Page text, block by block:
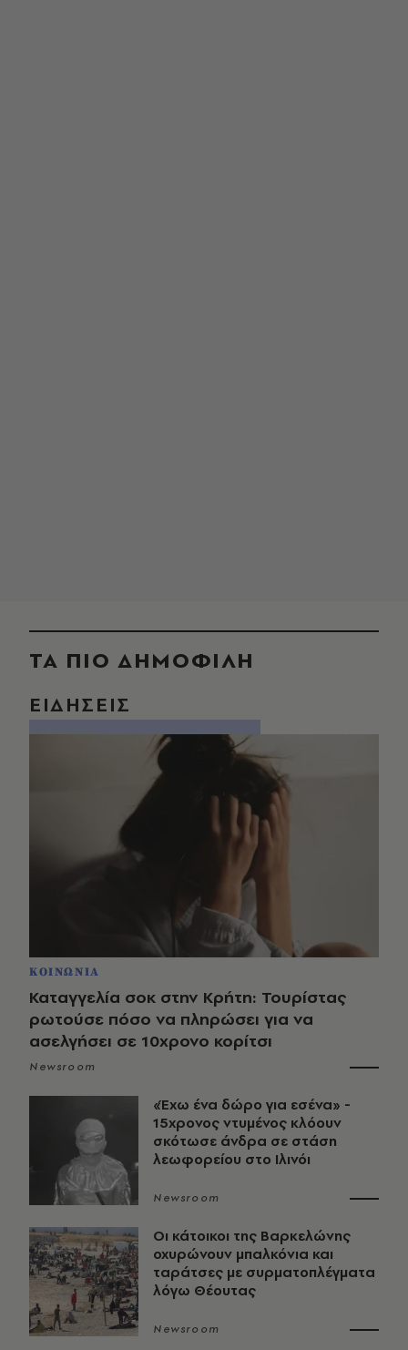
ΤΑ ΠΙΟ ΔΗΜΟΦΙΛΗ
ΕΙΔΗΣΕΙΣ
ΚΟΙΝΩΝΙΑ
Καταγγελία σοκ στην Κρήτη: Τουρίστας
ρωτούσε πόσο να πληρώσει για να
ασελγήσει σε 10χρονο κορίτσι
Newsroom
«Έχω ένα δώρο για εσένα» -
15χρονος ντυμένος κλόουν
σκότωσε άνδρα σε στάση
λεωφορείου στο Ιλινόι
Newsroom
Οι κάτοικοι της Βαρκελώνης
οχυρώνουν μπαλκόνια και
ταράτσες με συρματοπλέγματα
λόγω Θέουτας
Newsroom